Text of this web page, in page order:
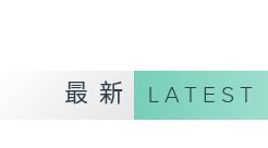
清晨爽利之齊齊做早操
最新 LATEST